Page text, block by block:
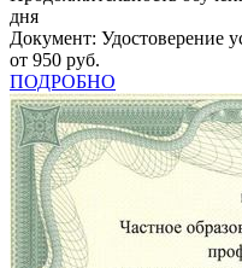
дня
Документ: Удостоверение
от 950 руб.
ПОДРОБНО